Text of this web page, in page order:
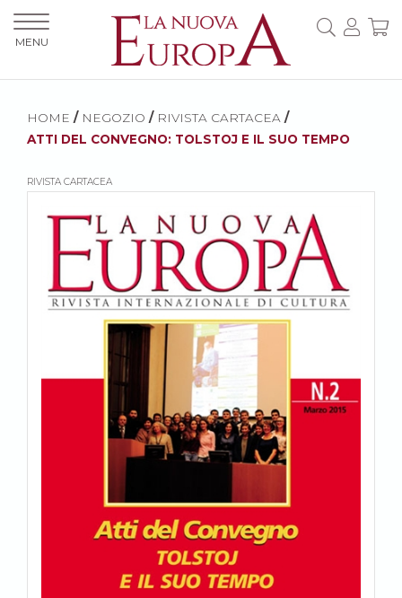
HOME / NEGOZIO / RIVISTA CARTACEA /
ATTI DEL CONVEGNO: TOLSTOJ E IL SUO TEMPO
RIVISTA CARTACEA
MENU